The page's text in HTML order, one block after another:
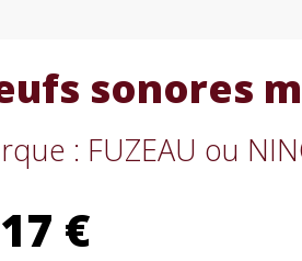
sonores
: FUZEAU ou
€